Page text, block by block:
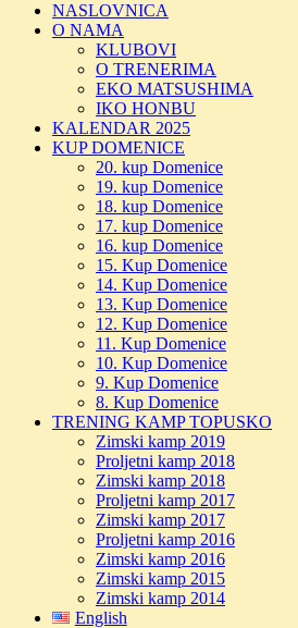
NASLOVNICA
O NAMA
KLUBOVI
O TRENERIMA
EKO MATSUSHIMA
IKO HONBU
KALENDAR 2025
KUP DOMENICE
20. kup Domenice
19. kup Domenice
18. kup Domenice
17. kup Domenice
16. kup Domenice
15. Kup Domenice
14. Kup Domenice
13. Kup Domenice
12. Kup Domenice
11. Kup Domenice
10. Kup Domenice
9. Kup Domenice
8. Kup Domenice
TRENING KAMP TOPUSKO
Zimski kamp 2019
Proljetni kamp 2018
Zimski kamp 2018
Proljetni kamp 2017
Zimski kamp 2017
Proljetni kamp 2016
Zimski kamp 2016
Zimski kamp 2015
Zimski kamp 2014
English